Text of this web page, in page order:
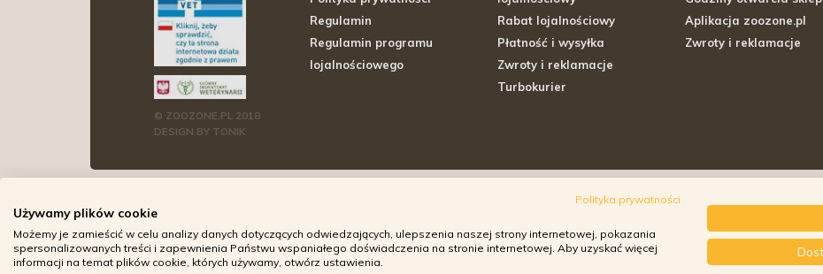
© ZOOZONE.PL 2018
DESIGN BY TONIK
Regulamin
Regulamin programu
lojalnościowego
Rabat lojalnościowy
Płatność i wysyłka
Zwroty i reklamacje
Turbokurier
Aplikacja zoozone.pl
Zwroty i reklamacje
Polityka prywatności
Używamy plików cookie
Możemy je zamieścić w celu analizy danych dotyczących odwiedzających, ulepszenia naszej strony internetowej, pokazania
spersonalizowanych treści i zapewnienia Państwu wspaniałego doświadczenia na stronie internetowej. Aby uzyskać więcej
informacji na temat plików cookie, których używamy, otwórz ustawienia.